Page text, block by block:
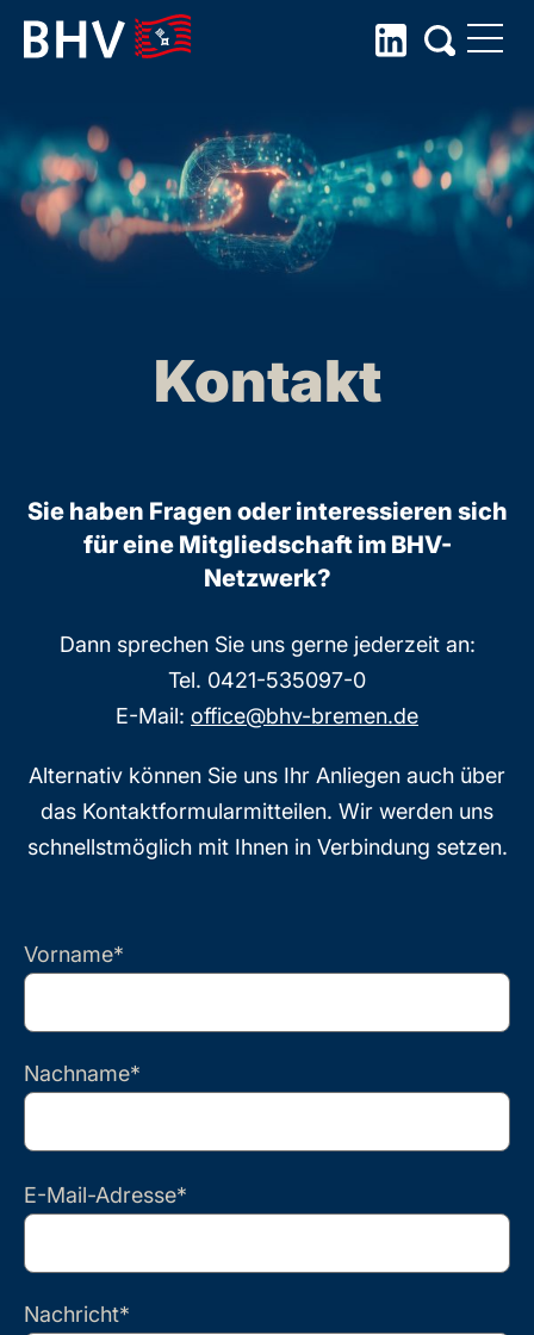
content
Kontakt
Sie haben Fragen oder interessieren sich
für eine Mitgliedschaft im BHV-
Netzwerk?
Dann sprechen Sie uns gerne jederzeit an:
Tel. 0421-535097-0
E-Mail: office@bhv-bremen.de
Alternativ können Sie uns Ihr Anliegen auch über
das Kontaktformularmitteilen. Wir werden uns
schnellstmöglich mit Ihnen in Verbindung setzen.
Vorname*
Nachname*
lasse
Feld
leer.
E-Mail-Adresse*
Nachricht*